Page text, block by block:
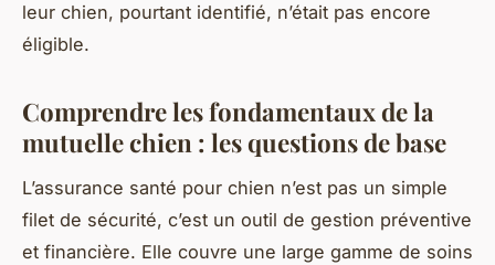
leur chien, pourtant identifié, n’était pas encore
éligible.
Comprendre les fondamentaux de la
mutuelle chien : les questions de base
L’assurance santé pour chien n’est pas un simple
filet de sécurité, c’est un outil de gestion préventive
et financière. Elle couvre une large gamme de soins